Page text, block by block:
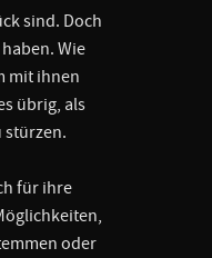
sind. Doch
Wie
mit ihnen
übrig, als
stürzen.
für ihre
oder